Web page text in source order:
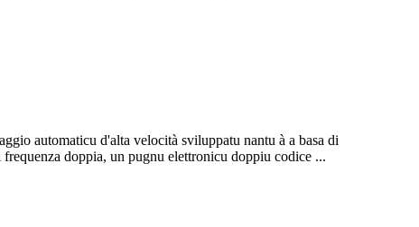
automaticu d'alta velocità sviluppatu nantu à a basa di
doppia, un pugnu elettronicu doppiu codice ...